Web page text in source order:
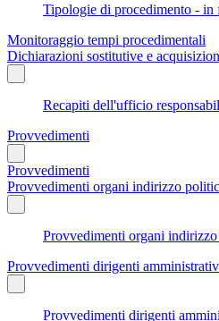
Tipologie di procedimento - in
Monitoraggio tempi procedimentali
Dichiarazioni sostitutive e
Recapiti dell'ufficio
Provvedimenti
Provvedimenti
Provvedimenti organi indirizzo
Provvedimenti organi
Provvedimenti dirigenti
Provvedimenti dirigenti